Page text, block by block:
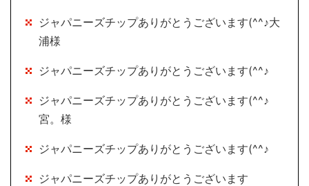
ジャパニーズチップありがとうございます(^^♪大
浦様
ジャパニーズチップありがとうございます(^^♪
ジャパニーズチップありがとうございます(^^♪
宮。様
ジャパニーズチップありがとうございます(^^♪
ジャパニーズチップありがとうございます